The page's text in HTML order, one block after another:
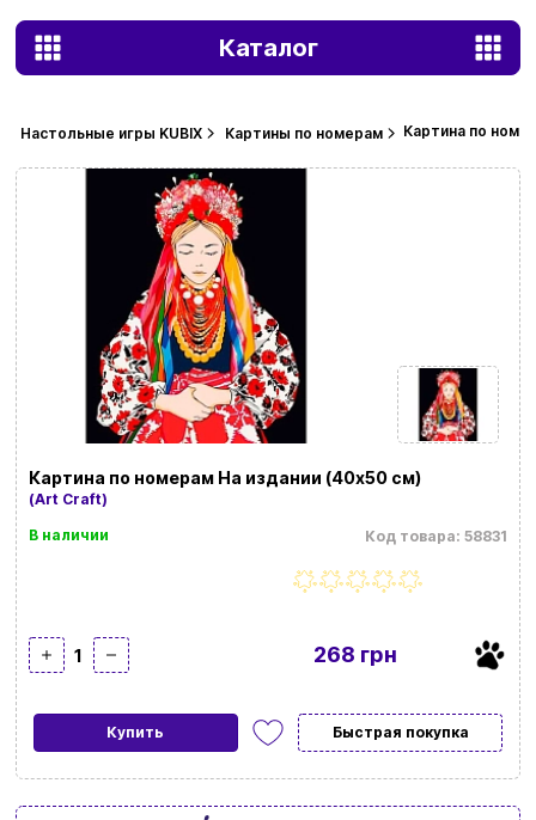
Каталог
Настольные игры KUBIX Картины по номерам Картина по
Картина по номерам На издании (40х50 см)
(Art Craft)
Код товара: 58831
В наличии
268 грн
1
Купить Быстрая покупка